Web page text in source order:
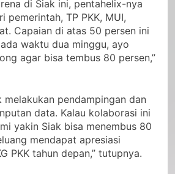
di Siak ini, pentahelix-nya
pemerintah, TP PKK, MUI,
Capaian di atas 50 persen ini
waktu dua minggu, ayo
agar bisa tembus 80 persen,”
melakukan pendampingan dan
data. Kalau kolaborasi ini
yakin Siak bisa menembus 80
mendapat apresiasi
PKK tahun depan,” tutupnya.